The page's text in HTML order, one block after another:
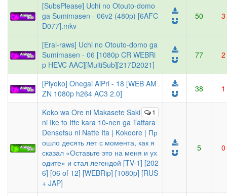
[SubsPlease] Uchi no Otouto-domo
ga Sumimasen - 06v2 (480p) [6AFC
D077].mkv
50 3
[Erai-raws] Uchi no Otouto-domo ga
Sumimasen - 06 [1080p CR WEBRi
p HEVC AAC][MultiSub][217D2021]
77 2
[Piyoko] Onegai AiPri - 18 [WEB AM
ZN 1080p h264 AC3 2.0]
38 1
1
Koko wa Ore ni Makasete Saki
ni Ike to Itte kara 10-nen ga Tattara
Densetsu ni Natte Ita | Kokoore | Пр
ошло десять лет с момента, как я
сказал «Оставьте это на меня и ух
одите» и стал легендой [TV-1] [202
6] [06 of 12] [WEBRip] [1080p] [RUS
+ JAP]
5 0